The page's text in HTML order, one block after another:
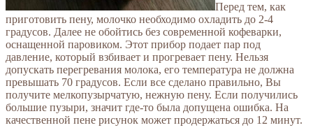
Перед тем, как
приготовить пену, молочко необходимо охладить до 2-4
градусов. Далее не обойтись без современной кофеварки,
оснащенной паровиком. Этот прибор подает пар под
давление, который взбивает и прогревает пену. Нельзя
допускать перегревания молока, его температура не должна
превышать 70 градусов. Если все сделано правильно, Вы
получите мелкопузырчатую, нежную пену. Если получились
большие пузыри, значит где-то была допущена ошибка. На
качественной пене рисунок может продержаться до 12 минут.